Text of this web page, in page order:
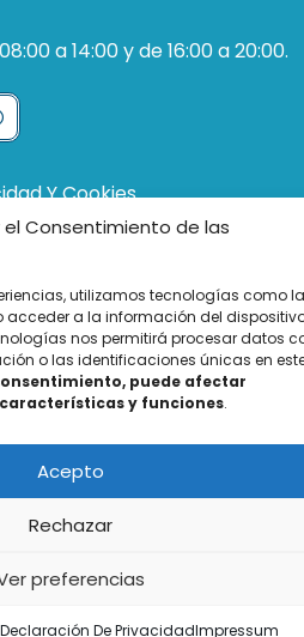
Consentimiento de las
utilizamos tecnologías como
a la información del
nos permitirá procesar datos
o las identificaciones únicas en
puede afectar
y funciones.
Acepto
Rechazar
preferencias
Declaración De PrivacidadImpressum
a 14:00 y de 16:00 a 20:00.
Y Cookies
De Precios
Salud, S. L.